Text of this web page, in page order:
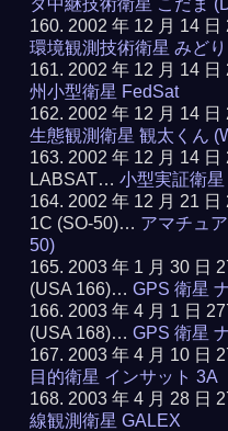
タ中継技術衛星 こだま
2002 年 12 月 14
環境観測技術衛星 みど
2002 年 12 月 14
州小型衛星 FedSat
2002 年 12 月 14
生態観測衛星 観太くん
2002 年 12 月 14
LABSAT…小型実証衛
2002 年 12 月 21
1C (SO-50)… アマチュ
50)
2003 年 1 月 30 日
(USA 166)…GPS 衛星
2003 年 4 月 1 日
(USA 168)…GPS 衛星
2003 年 4 月 10 日
目的衛星 インサット 3A
2003 年 4 月 28 日
線観測衛星 GALEX